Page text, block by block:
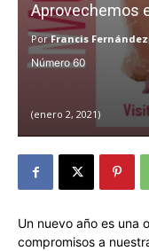
Aprovechemos
Por Francis Fernández
60
enero 2, 2021
Un nuevo año es una
compromisos a